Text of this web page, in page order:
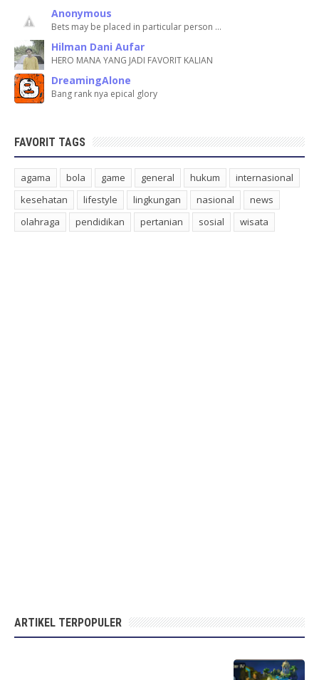
Anonymous
Bets may be placed in particular person …
Hilman Dani Aufar
HERO MANA YANG JADI FAVORIT KALIAN
DreamingAlone
Bang rank nya epical glory
FAVORIT TAGS
agama bola game general hukum
internasional
kesehatan
lifestyle lingkungan nasional
news
olahraga
pendidikan pertanian sosial wisata
ARTIKEL TERPOPULER